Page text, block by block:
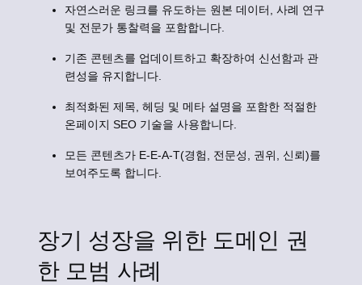
자연스러운 링크를 유도하는 원본 데이터, 사례 연구
및 전문가 통찰력을 포함합니다.
기존 콘텐츠를 업데이트하고 확장하여 신선함과 관
련성을 유지합니다.
최적화된 제목, 헤딩 및 메타 설명을 포함한 적절한
온페이지 SEO 기술을 사용합니다.
모든 콘텐츠가 E-E-A-T(경험, 전문성, 권위, 신뢰)를
보여주도록 합니다.
장기 성장을 위한 도메인 권
한 모범 사례